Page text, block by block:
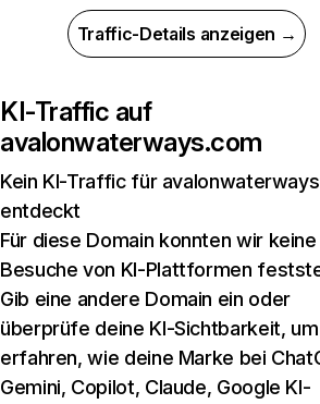
Traffic-Details anzeigen →
KI-Traffic auf
avalonwaterways.com
Kein KI-Traffic für
entdeckt
Für diese Domain konnten wir keine
Besuche von KI-Plattformen
Gib eine andere Domain ein oder
überprüfe deine KI-Sichtbarkeit,
erfahren, wie deine Marke bei
Gemini, Copilot, Claude, Google KI-